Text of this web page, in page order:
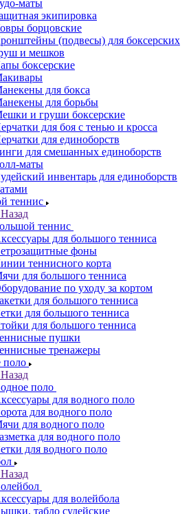
маты
экипировка
борцовские
(подвесы) для боксерских
и мешков
боксерские
для бокса
для борьбы
и груши боксерские
для боя с тенью и кросса
для единоборств
для смешанных единоборств
маты
инвентарь для единоборств
теннис
Назад
теннис
для большого тенниса
фоны
теннисного корта
для большого тенниса
по уходу за кортом
для большого тенниса
для большого тенниса
для большого тенниса
пушки
тренажеры
поло
Назад
поло
для водного поло
для водного поло
для водного поло
для водного поло
для водного поло
Назад
для волейбола
табло судейские